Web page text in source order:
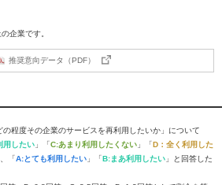
企業です。
推奨意向データ（PDF）
程度その企業のサービスを再利用したいか」について
用したい 」「C:あまり利用したくない 」「D：全く利用した
「A:とても利用したい 」「B:まあ利用したい 」と回答した